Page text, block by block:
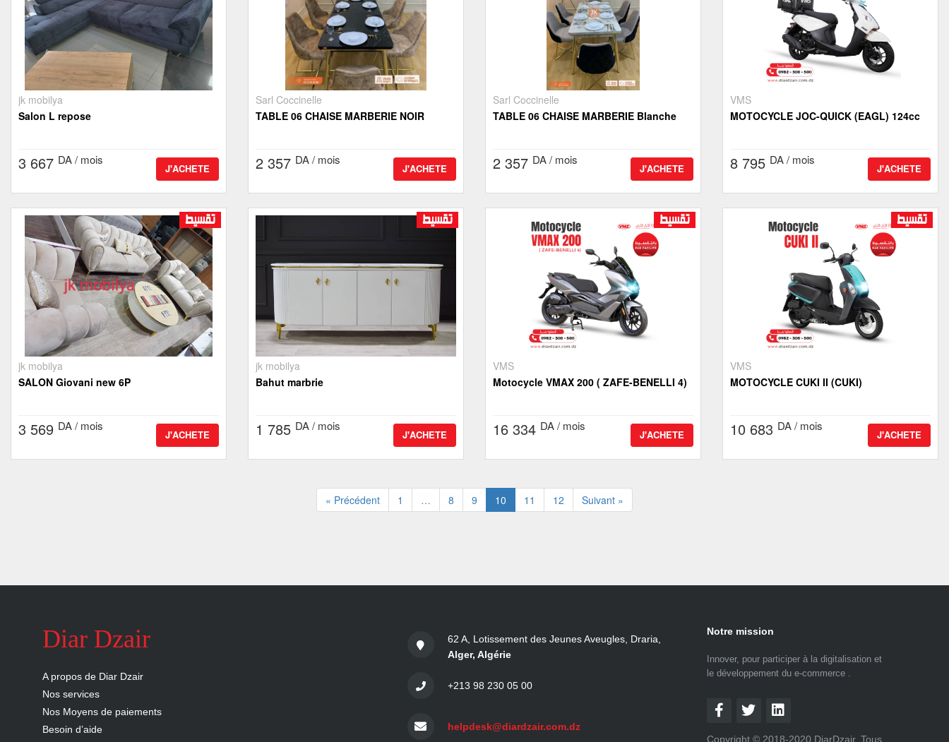
jk mobilya
Salon L repose
3 667 DA / mois
J'ACHETE
Sarl Coccinelle
TABLE 06 CHAISE MARBERIE NOIR
2 357 DA / mois
J'ACHETE
Sarl Coccinelle
TABLE 06 CHAISE MARBERIE Blanche
2 357 DA / mois
J'ACHETE
VMS
MOTOCYCLE JOC-QUICK (EAGL) 124cc
8 795 DA / mois
J'ACHETE
jk mobilya
SALON Giovani new 6P
3 569 DA / mois
J'ACHETE
jk mobilya
Bahut marbrie
1 785 DA / mois
J'ACHETE
VMS
Motocycle VMAX 200 ( ZAFE-BENELLI 4)
16 334 DA / mois
J'ACHETE
VMS
MOTOCYCLE CUKI II (CUKI)
10 683 DA / mois
J'ACHETE
« Précédent 1 … 8 9 10 11 12 Suivant »
Diar Dzair
A propos de Diar Dzair
Nos services
Nos Moyens de paiements
Besoin d’aide
62 A, Lotissement des Jeunes Aveugles, Draria,
Alger, Algérie
+213 98 230 05 00
helpdesk@diardzair.com.dz
Notre mission
Innover, pour participer à la digitalisation et
le développement du e-commerce .
Copyright © 2018-2020 DiarDzair. Tous